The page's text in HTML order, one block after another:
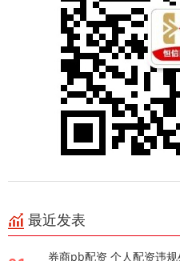
最近发表
券商pb配资 个人配资违